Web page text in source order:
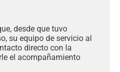
desde que tuvo
su equipo de servicio al
directo con la
el acompañamiento